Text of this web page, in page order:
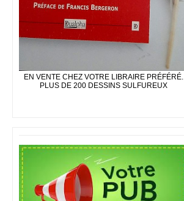
EN VENTE CHEZ VOTRE LIBRAIRE PRÉFÉRÉ.
PLUS DE 200 DESSINS SULFUREUX